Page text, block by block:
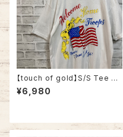
【touch of gold】S/S Tee XL
90s Made in USA vintage
“Welcome home ” messag
ジ 星条旗 シングルステッチ アメ
リカ USA 古着
¥6,980